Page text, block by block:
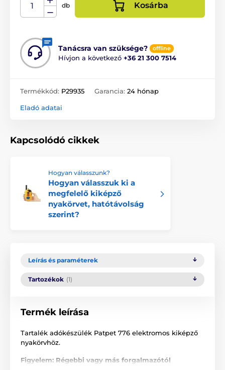
db Kosárba
Tanácsra van szüksége? offline
Hívjon a következő +36 21 300 7514
Termékkód: P29935 Garancia: 24 hónap
Eladó adatai
Kapcsolódó cikkek
Hogyan válasszunk?
Hogyan válasszuk ki a
megfelelő kiképző
nyakörvet, hatótávolság
szerint?
Leírás és paraméterek
Tartozékok (1)
Termék leírása
Tartalék adókészülék Patpet 776 elektromos kiképző
nyakörvhöz.
Figyelem: Régebbi vagy más forgalmazótól